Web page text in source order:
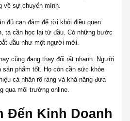
về sự chuyển mình.
đủ can đảm để rời khỏi điều quen
ta cần học lại từ đầu. Có những bước
đầu như một người mới.
cũng đang thay đổi rất nhanh. Người
sản phẩm tốt. Họ còn cần sức khỏe
cá nhân rõ ràng và khả năng đưa
qua môi trường online.
Đến Kinh Doanh